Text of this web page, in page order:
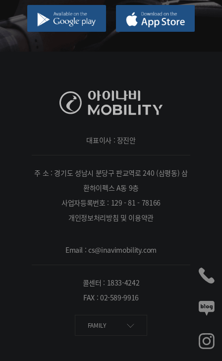
대표이사 : 장진안
주 소 : 경기도 성남시 분당구 판교역로 240 (삼평동) 삼
환하이펙스 A동 9층
사업자등록번호 : 129 - 81 - 78166
개인정보처리방침 및 이용약관
Email : cs@inavimobility.com
콜센터 : 1833-4242
FAX : 02-589-9916
FAMILY